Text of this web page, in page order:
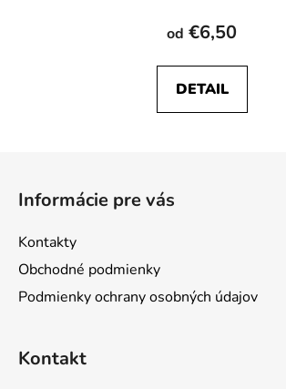
od €6,50
DETAIL
Informácie pre vás
Kontakty
Obchodné podmienky
Podmienky ochrany osobných údajov
Kontakt